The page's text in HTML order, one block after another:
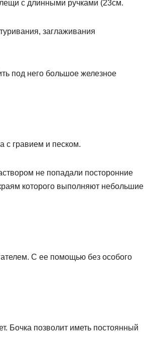
с длинными ручками (23см.
заглаживания
под него большое железное
с гравием и песком.
не попадали посторонние
которого выполняют небольшие
С ее помощью без особого
Бочка позволит иметь постоянный